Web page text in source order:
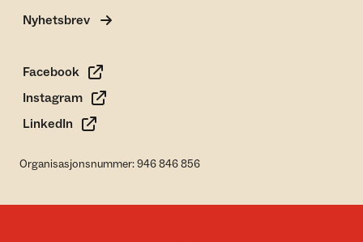
Nyhetsbrev
Facebook
Instagram
LinkedIn
Organisasjonsnummer: 946 846 856